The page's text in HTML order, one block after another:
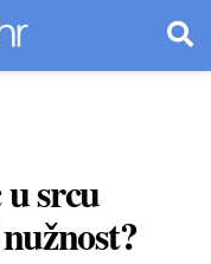
srcu